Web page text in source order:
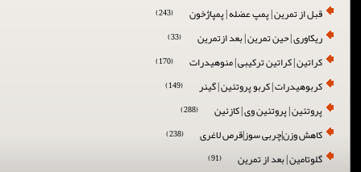
قبل از تمرین | پمپ عضله | پمپاژخون (243)
ریکاوری | حین تمرین | بعد ازتمرین (33)
کراتین | کراتین ترکیبی | منوهیدرات (170)
کربوهیدرات | کربو پروتئین | گینر (149)
پروتئین | پروتئین وی | کازئین (288)
کاهش وزن|چربی سوز|قرص لاغری (238)
گلوتامین | بعد از تمرین (91)